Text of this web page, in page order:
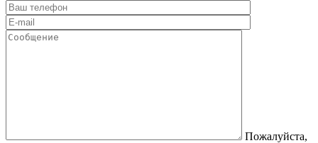
Пожалуйста,